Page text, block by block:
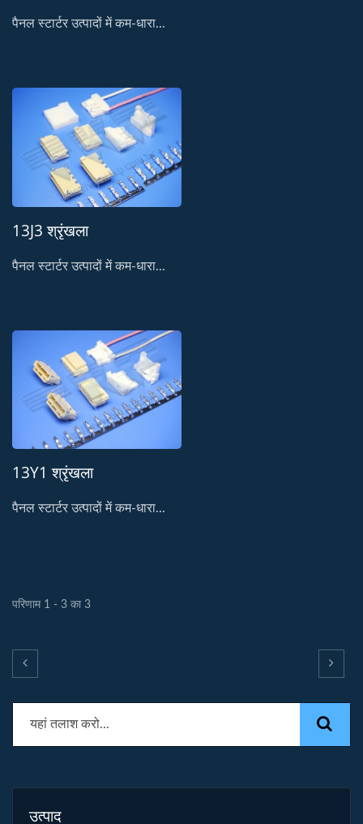
पैनल स्टार्टर उत्पादों में कम-धारा...
13J3 श्रृंखला
पैनल स्टार्टर उत्पादों में कम-धारा...
13Y1 श्रृंखला
पैनल स्टार्टर उत्पादों में कम-धारा...
परिणाम 1 - 3 का 3
उत्पाद